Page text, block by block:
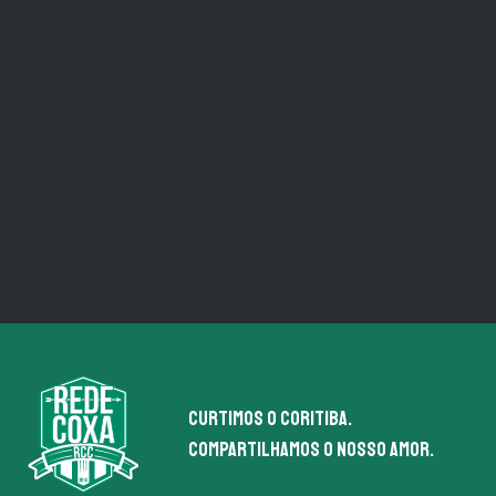
Curtimos o coritiba.
Compartilhamos o nosso amor.